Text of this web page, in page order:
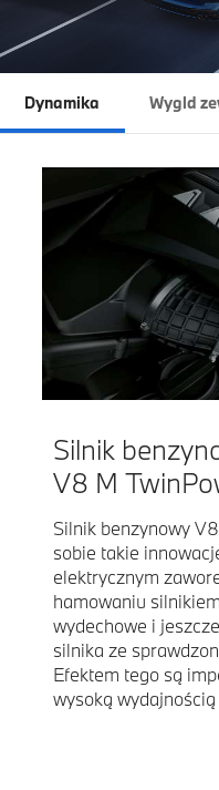
Dynamika Wygld
Silnik
V8 M
Silnik benzynowy
sobie takie
elektrycznym
hamowaniu
wydechowe i
silnika ze
Efektem tego są
wysoką